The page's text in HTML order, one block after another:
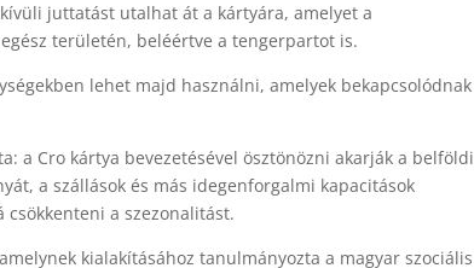
juttatást utalhat át a kártyára, amelyet a
területén, beléértve a tengerpartot is.
lehet majd használni, amelyek bekapcsolódnak
a Cro kártya bevezetésével ösztönözni akarják a belföldi
a szállások és más idegenforgalmi kapacitások
a szezonalitást.
kialakításához tanulmányozta a magyar szociális